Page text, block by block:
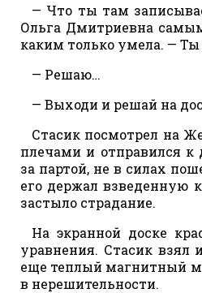
— Что ты там
Ольга Дмитриевна
каким только умела. —
— Решаю…
— Выходи и решай на
Стасик посмотрел на
плечами и отправился к
за партой, не в силах
его держал взведенную
застыло страдание.
На экранной доске
уравнения. Стасик взял
еще теплый магнитный
в нерешительности.